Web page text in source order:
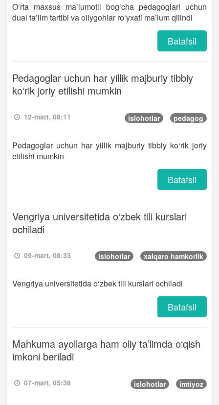
O‘rta maxsus ma’lumotli bog‘cha pedagoglari uchun
dual ta’lim tartibi va oliygohlar ro‘yxati ma’lum qilindi
Batafsil
Pedagoglar uchun har yillik majburiy tibbiy
ko‘rik joriy etilishi mumkin
12-mart, 08:11 islohotlar pedagog
Pedagoglar uchun har yillik majburiy tibbiy ko‘rik joriy
etilishi mumkin
Batafsil
Vengriya universitetida o‘zbek tili kurslari
ochiladi
09-mart, 08:33 islohotlar xalqaro hamkorlik
Vengriya universitetida o‘zbek tili kurslari ochiladi
Batafsil
Mahkuma ayollarga ham oliy ta’limda o‘qish
imkoni beriladi
07-mart, 05:38 islohotlar imtiyoz